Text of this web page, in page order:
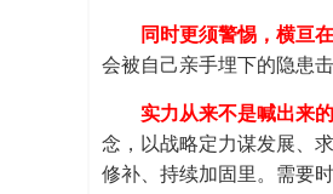
同时更须警惕，横亘
会被自己亲手埋下的隐患
实力从来不是喊出来
念，以战略定力谋发展、
修补、持续加固里。需要